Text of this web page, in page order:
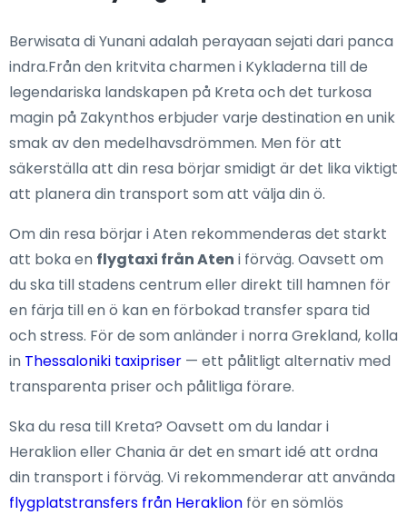
Berwisata di Yunani adalah perayaan sejati dari panca
indra.Från den kritvita charmen i Kykladerna till de
legendariska landskapen på Kreta och det turkosa
magin på Zakynthos erbjuder varje destination en unik
smak av den medelhavsdrömmen. Men för att
säkerställa att din resa börjar smidigt är det lika viktigt
att planera din transport som att välja din ö.
Om din resa börjar i Aten rekommenderas det starkt
att boka en flygtaxi från Aten i förväg. Oavsett om
du ska till stadens centrum eller direkt till hamnen för
en färja till en ö kan en förbokad transfer spara tid
och stress. För de som anländer i norra Grekland, kolla
in Thessaloniki taxipriser — ett pålitligt alternativ med
transparenta priser och pålitliga förare.
Ska du resa till Kreta? Oavsett om du landar i
Heraklion eller Chania är det en smart idé att ordna
din transport i förväg. Vi rekommenderar att använda
flygplatstransfers från Heraklion för en sömlös